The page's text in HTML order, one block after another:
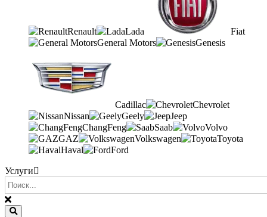
Renault Lada
Fiat
General Motors
Genesis
Cadillac
Chevrolet
Nissan
Geely
Jeep
ChangFeng
Saab
Volvo
GAZ
Volkswagen
Toyota
Haval
Ford
Услуги